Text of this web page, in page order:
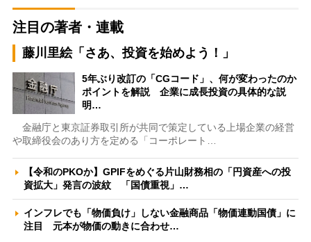
注目の著者・連載
藤川里絵「さあ、投資を始めよう！」
5年ぶり改訂の「CGコード」、何が変わったのか
ポイントを解説 企業に成長投資の具体的な説
明…
金融庁と東京証券取引所が共同で策定している上場企業の経営
や取締役会のあり方を定める「コーポレート…
【令和のPKOか】GPIFをめぐる片山財務相の「円資産への投
資拡大」発言の波紋 「国債重視」…
インフレでも「物価負け」しない金融商品「物価連動国債」に
注目 元本が物価の動きに合わせ…